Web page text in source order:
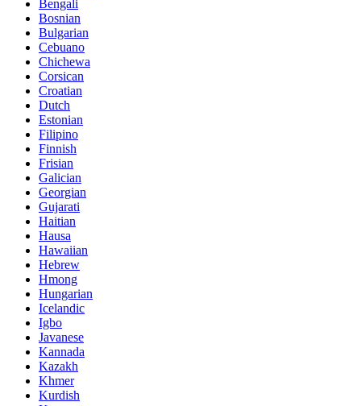
Bengali
Bosnian
Bulgarian
Cebuano
Chichewa
Corsican
Croatian
Dutch
Estonian
Filipino
Finnish
Frisian
Galician
Georgian
Gujarati
Haitian
Hausa
Hawaiian
Hebrew
Hmong
Hungarian
Icelandic
Igbo
Javanese
Kannada
Kazakh
Khmer
Kurdish